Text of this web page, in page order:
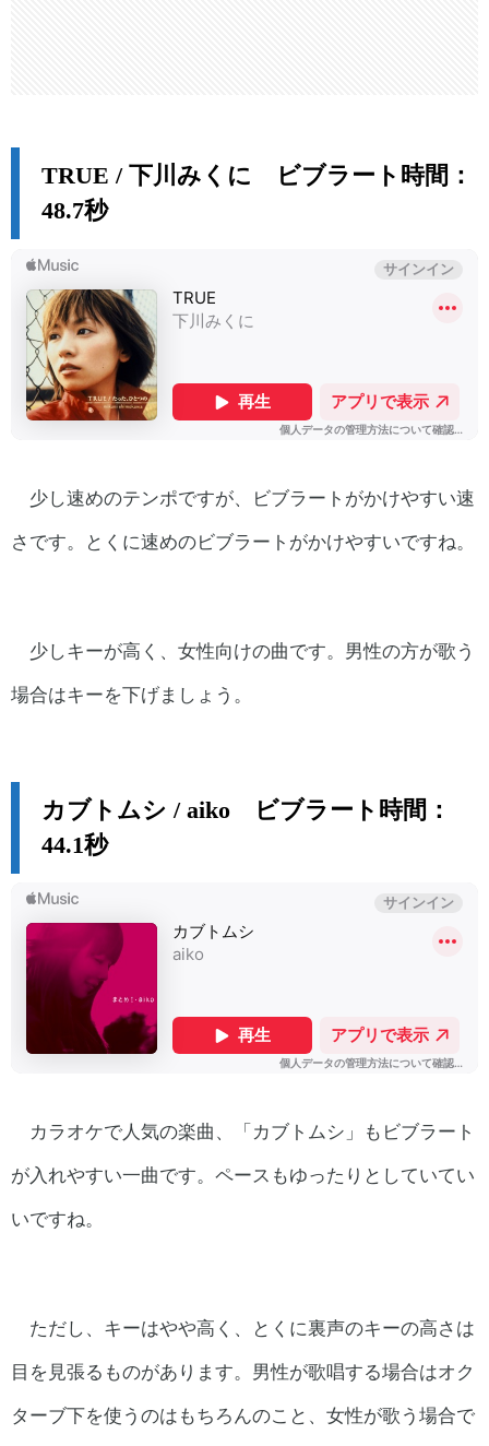
TRUE / 下川みくに ビブラート時間：
48.7秒
少し速めのテンポですが、ビブラートがかけやすい速
さです。とくに速めのビブラートがかけやすいですね。
少しキーが高く、女性向けの曲です。男性の方が歌う
場合はキーを下げましょう。
カブトムシ / aiko ビブラート時間：
44.1秒
カラオケで人気の楽曲、「カブトムシ」もビブラート
が入れやすい一曲です。ペースもゆったりとしていてい
いですね。
ただし、キーはやや高く、とくに裏声のキーの高さは
目を見張るものがあります。男性が歌唱する場合はオク
ターブ下を使うのはもちろんのこと、女性が歌う場合で